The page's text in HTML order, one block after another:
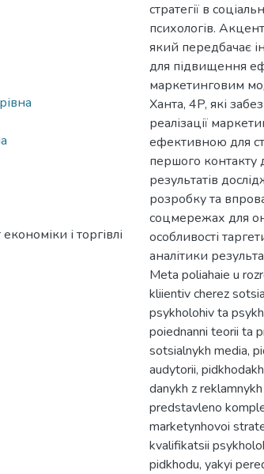
і торгівлі
стратегії в
психологів.
який передбачає
для підвищення
маркетинговим
Ханта, 4P, які
реалізації
ефективною для
першого контакту
результатів
розробку та
соцмережах для
особливості
аналітики
Meta poliahaie u
kliientiv cherez
psykholohiv ta
poiednanni teorii ta
sotsialnykh media,
audytorii,
danykh z
predstavleno
marketynhovoi
kvalifikatsii
pidkhodu, yakyi